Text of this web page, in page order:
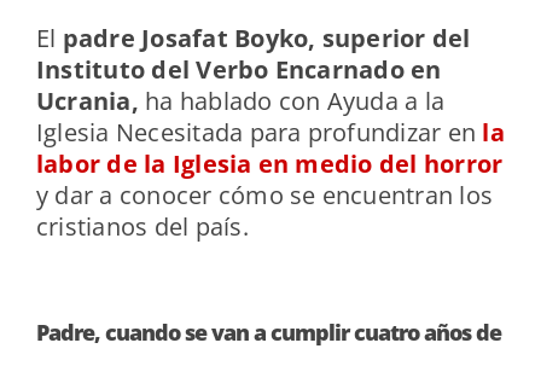
El padre Josafat Boyko, superior del
Instituto del Verbo Encarnado en
Ucrania, ha hablado con Ayuda a la
Iglesia Necesitada para profundizar en la
labor de la Iglesia en medio del horror
y dar a conocer cómo se encuentran los
cristianos del país.
Padre, cuando se van a cumplir cuatro años de